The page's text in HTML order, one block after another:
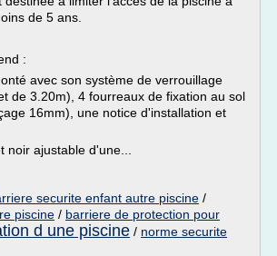
de 5 ans.
:
avec son système de verrouillage
de 3.20m), 4 fourreaux de fixation au sol
16mm), une notice d'installation et
noir ajustable d'une...
securite enfant autre piscine /
piscine / barriere de protection pour
d une piscine / norme securite